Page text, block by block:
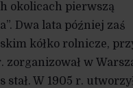
okolicach pierwszą
Dwa lata później zaś
kółko rolnicze,
zorganizował w
W 1905 r.